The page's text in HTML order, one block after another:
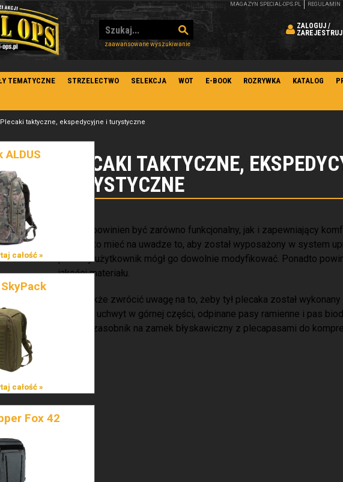
zaawansowane wyszukiwanie
ZALOGUJ /
ZAREJESTRUJ
MAGAZYN SPECIAL-OPS.PL REGULAMIN
TEMATYCZNE STRZELECTWO SELEKCJA WOT E-BOOK ROZRYWKA KATALOG
taktyczne, ekspedycyjne i turystyczne
PLECAKI TAKTYCZNE,
TURYSTYCZNE
powinien być zarówno funkcjonalny, jak i zapewniający
celu warto mieć na uwadze to, aby został wyposażony w system
po to by użytkownik mógł go dowolnie modyfikować. Ponadto
jakości materiału.
Warto także zwrócić uwagę na to, żeby tył plecaka został
posiadał uchwyt w górnej części, odpinane pasy ramienne i pas
przedni zasobnik na zamek błyskawiczny z plecapasami do
ALDUS
całość »
całość »
całość »
całość »
Fox 42